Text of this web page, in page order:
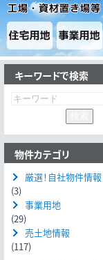
キーワードで検索
物件カテゴリ
厳選！自社物件情報
(3)
事業用地
(29)
売土地情報
(117)